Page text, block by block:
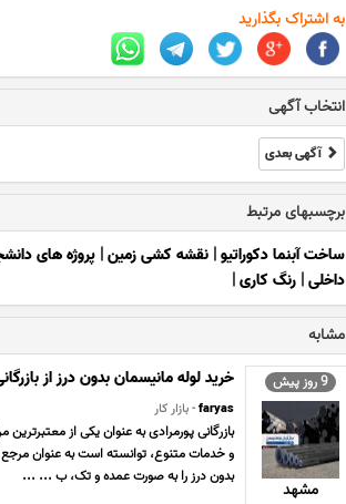
به اشتراک بگذارید
انتخاب آگهی
آگهی بعدی
برچسبهای مرتبط
ساخت آبنما دکوراتیو|نقشه کشی زمین|پروژه های
داخلی|رنگ کاری|
مشابه
9 روز پیش
مشهد
خرید لوله مانیسمان بدون درز از
faryas- بازار کار
بازرگانی پورمرادی به عنوان یکی از
و خدمات متنوع، توانسته است به عنوان مرجع
بدون درز را به صورت عمده و تک، ب ... ...